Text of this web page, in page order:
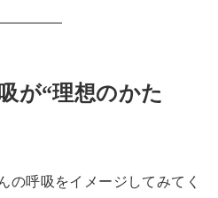
が“理想のかた
の呼吸をイメージしてみてく